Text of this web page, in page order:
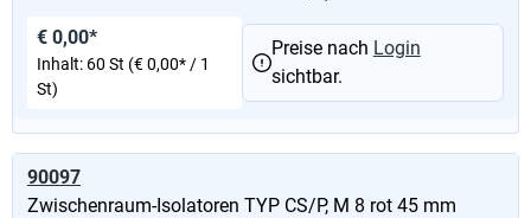
€ 0,00*
Inhalt: 60 St (€ 0,00* / 1
St)
Preise nach Login
sichtbar.
90097
Zwischenraum-Isolatoren TYP CS/P, M 8 rot 45 mm